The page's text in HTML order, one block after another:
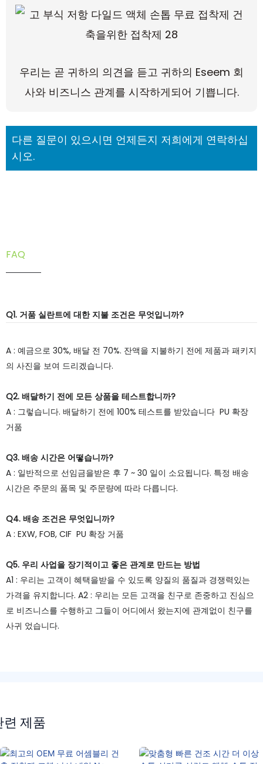
우리는 곧 귀하의 의견을 듣고 귀하의 Eseem 회
사와 비즈니스 관계를 시작하게되어 기쁩니다.
다른 질문이 있으시면 언제든지 저희에게 연락하십
시오.
FAQ
Q1. 거품 실란트에 대한 지불 조건은 무엇입니까?
A : 예금으로 30%, 배달 전 70%. 잔액을 지불하기 전에 제품과 패키지
의 사진을 보여 드리겠습니다.
Q2. 배달하기 전에 모든 상품을 테스트합니까?
A : 그렇습니다. 배달하기 전에 100% 테스트를 받았습니다 PU 확장
거품
Q3. 배송 시간은 어떻습니까?
A : 일반적으로 선임금을받은 후 7 ~ 30 일이 소요됩니다. 특정 배송
시간은 주문의 품목 및 주문량에 따라 다릅니다.
Q4. 배송 조건은 무엇입니까?
A : EXW, FOB, CIF PU 확장 거품
Q5. 우리 사업을 장기적이고 좋은 관계로 만드는 방법
A1 : 우리는 고객이 혜택을받을 수 있도록 양질의 품질과 경쟁력있는
가격을 유지합니다. A2 : 우리는 모든 고객을 친구로 존중하고 진심으
로 비즈니스를 수행하고 그들이 어디에서 왔는지에 관계없이 친구를
사귀 었습니다.
련 제품